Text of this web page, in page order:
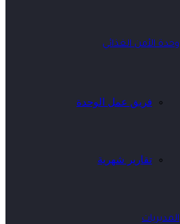
وحدة الأمن الغذائي
فريق عمل الوحدة
تقارير شهرية
المديريات